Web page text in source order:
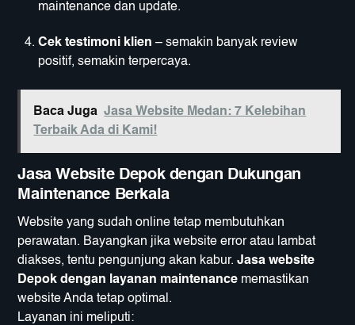
maintenance dan update.
Cek testimoni klien – semakin banyak review
positif, semakin terpercaya.
Baca Juga Jasa Website Medan: 7 Kelebihan
Terbaik Ada di Kami!
Jasa Website Depok dengan Dukungan
Maintenance Berkala
Website yang sudah online tetap membutuhkan
perawatan. Bayangkan jika website error atau lambat
diakses, tentu pengunjung akan kabur.Jasa website
Depok dengan layanan maintenance memastikan
website Anda tetap optimal.
Layanan ini meliputi: